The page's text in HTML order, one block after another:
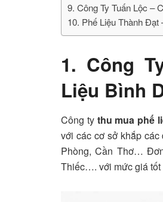
9. Công Ty Tuấn Lộc –
10. Phế Liệu Thành
1. Công
Liệu Bình
Công ty thu mua phế
với các cơ sở khắp
Phòng, Cần Thơ…
Thiếc…. với mức giá tốt